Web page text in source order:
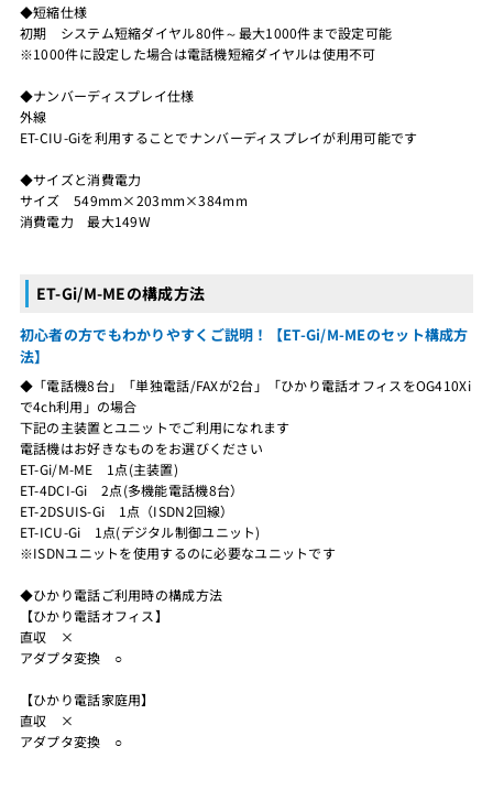
◆短縮仕様
初期 システム短縮ダイヤル80件～最大1000件まで設定可能
※1000件に設定した場合は電話機短縮ダイヤルは使用不可
◆ナンバーディスプレイ仕様
外線
ET-CIU-Giを利用することでナンバーディスプレイが利用可能です
◆サイズと消費電力
サイズ 549mm×203mm×384mm
消費電力 最大149W
ET-Gi/M-MEの構成方法
初心者の方でもわかりやすくご説明！【ET-Gi/M-MEのセット構成方
法】
◆「電話機8台」「単独電話/FAXが2台」「ひかり電話オフィスをOG410Xi
で4ch利用」の場合
下記の主装置とユニットでご利用になれます
電話機はお好きなものをお選びください
ET-Gi/M-ME 1点(主装置)
ET-4DCI-Gi 2点(多機能電話機8台）
ET-2DSUIS-Gi 1点（ISDN2回線）
ET-ICU-Gi 1点(デジタル制御ユニット)
※ISDNユニットを使用するのに必要なユニットです
◆ひかり電話ご利用時の構成方法
【ひかり電話オフィス】
直収 ×
アダプタ変換 ○
【ひかり電話家庭用】
直収 ×
アダプタ変換 ○